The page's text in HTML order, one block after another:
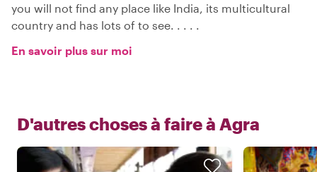
you will not find any place like India, its multicultural
country and has lots of to see. . . . .
En savoir plus sur moi
D'autres choses à faire à Agra